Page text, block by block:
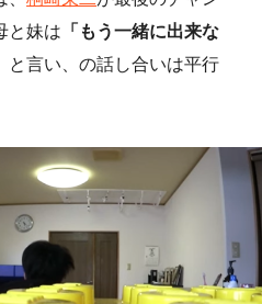
と妹は 「もう一緒に出来な
と言い、の話し合いは平行